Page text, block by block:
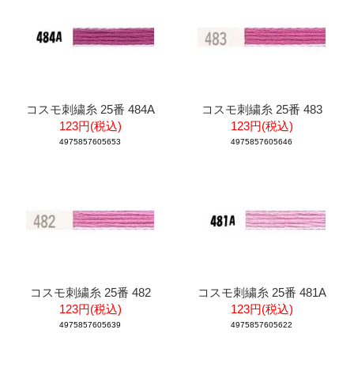
コスモ刺繍糸 25番 484A
123円(税込)
4975857605653
コスモ刺繍糸 25番 483
123円(税込)
4975857605646
コスモ刺繍糸 25番 482
123円(税込)
4975857605639
コスモ刺繍糸 25番 481A
123円(税込)
4975857605622